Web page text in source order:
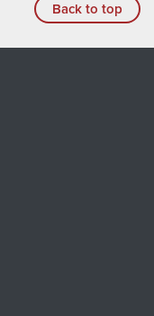
Back to top